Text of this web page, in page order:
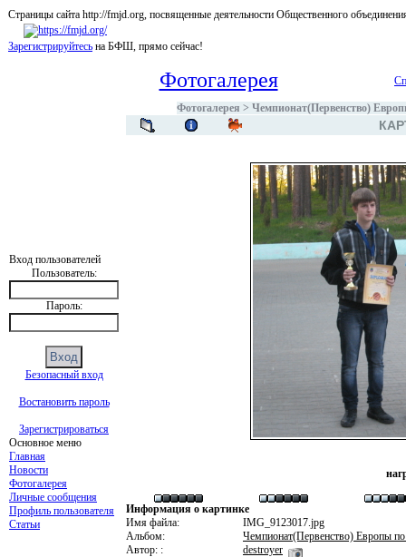
Страницы сайта http://fmjd.org, посвященные деятельности Общественного
Зарегистрируйтесь на БФШ, прямо сейчас!
Вход пользователей
Пользователь:
Пароль:
Безопасный вход
Востановить пароль
Зарегистрироваться
Основное меню
Главная
Новости
Фотогалерея
Личные сообщения
Профиль пользователя
Статьи
Фотогалерея
Фотогалерея > Чемпионат(Первенство)
Информация о картинке
Имя файла:
IMG_9123017.jpg
Альбом:
Чемпионат(Первенство) Европы
Автор: :
destroyer